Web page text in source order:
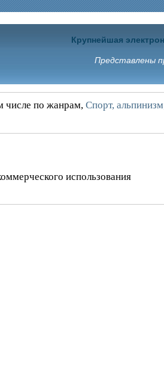
Крупнейшая
Представлены
числе по жанрам,Спорт,
использования